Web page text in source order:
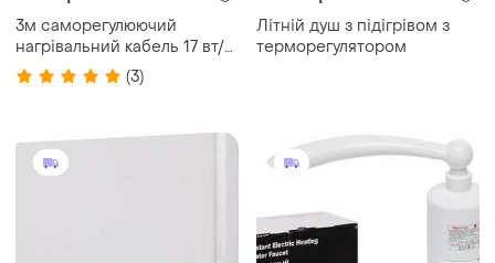
3м саморегулюючий
нагрівальний кабель 17 вт/
м.+1 м холодний з вилкою
для обігріву труб,
сушки для рушників
(3)
Літній душ з підігрівом з
терморегулятором